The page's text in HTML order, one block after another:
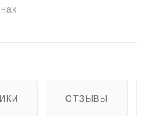
ОТЗЫВЫ